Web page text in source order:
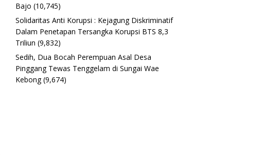
Bajo (10,745)
Solidaritas Anti Korupsi : Kejagung Diskriminatif
Dalam Penetapan Tersangka Korupsi BTS 8,3
Triliun (9,832)
Sedih, Dua Bocah Perempuan Asal Desa
Pinggang Tewas Tenggelam di Sungai Wae
Kebong (9,674)